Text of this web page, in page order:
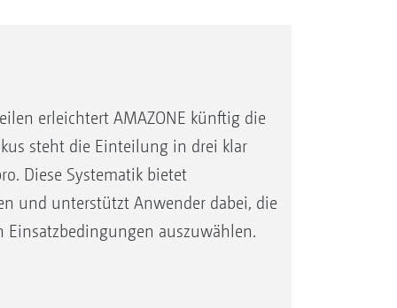
erleichtert AMAZONE künftig die
steht die Einteilung in drei klar
Diese Systematik bietet
und unterstützt Anwender dabei, die
Einsatzbedingungen auszuwählen.